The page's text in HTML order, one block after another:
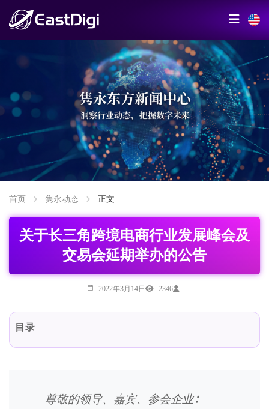
首页 隽永动态 正文
关于长三角跨境电商行业发展峰会及
交易会延期举办的公告
2022年3月14日 2346
目录
尊敬的领导、嘉宾、参会企业∶